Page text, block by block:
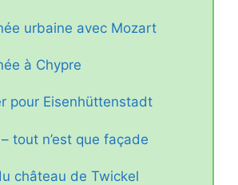
urbaine avec Mozart
à Chypre
pour Eisenhüttenstadt
tout n’est que façade
château de Twickel